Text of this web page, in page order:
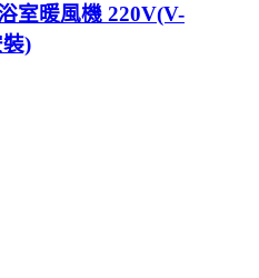
室暖風機 220V(V-
)